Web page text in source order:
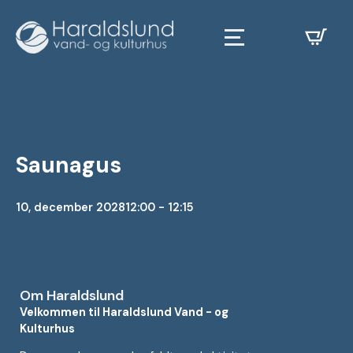
Saunagus
10, december 202812:00 - 12:15
Om Haraldslund
Velkommen til Haraldslund Vand - og
Kulturhus